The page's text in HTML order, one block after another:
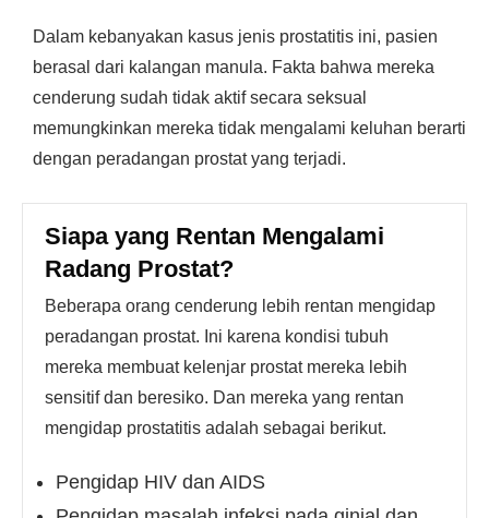
Dalam kebanyakan kasus jenis prostatitis ini, pasien
berasal dari kalangan manula. Fakta bahwa mereka
cenderung sudah tidak aktif secara seksual
memungkinkan mereka tidak mengalami keluhan berarti
dengan peradangan prostat yang terjadi.
Siapa yang Rentan Mengalami
Radang Prostat?
Beberapa orang cenderung lebih rentan mengidap
peradangan prostat. Ini karena kondisi tubuh
mereka membuat kelenjar prostat mereka lebih
sensitif dan beresiko. Dan mereka yang rentan
mengidap prostatitis adalah sebagai berikut.
Pengidap HIV dan AIDS